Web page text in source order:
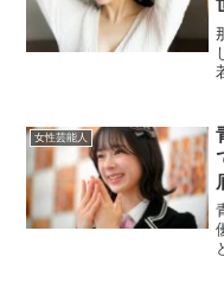
女性芸能人